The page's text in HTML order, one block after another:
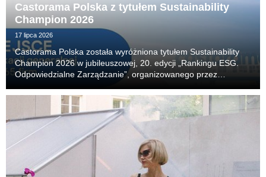
Castorama Polska z tytułem Sustainability
Champion 2026
17 lipca 2026
Castorama Polska została wyróżniona tytułem Sustainability
Champion 2026 w jubileuszowej, 20. edycji „Rankingu ESG.
Odpowiedzialne Zarządzanie”, organizowanego przez
miejsce w klasyfikacji generalnej, obejmującej 65 n...